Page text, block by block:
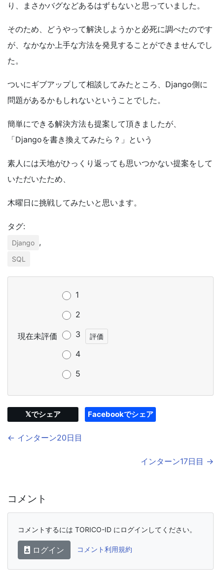
り、まさかバグなどあるはずもないと思っていました。
そのため、どうやって解決しようかと必死に調べたのです
が、なかなか上手な方法を発見することができませんでし
た。
ついにギブアップして相談してみたところ、Django側に
問題があるかもしれないということでした。
簡単にできる解決方法も提案して頂きましたが、
「Djangoを書き換えてみたら？」という
素人には天地がひっくり返っても思いつかない提案をして
いただいたため、
木曜日に挑戦してみたいと思います。
タグ:
Django ,
SQL
現在未評価
1
2
3
4
5
𝕏でシェア Facebookでシェア
← インターン20日目
インターン17日目 →
コメント
コメントするには TORICO-ID にログインしてください。
ログイン コメント利用規約